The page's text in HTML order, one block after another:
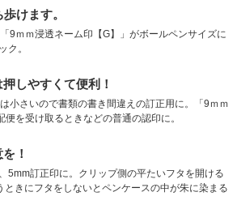
けます。
9ｍｍ浸透ネーム印【G】」がボールペンサイズに
ク。
しやすくて便利！
小さいので書類の書き間違えの訂正用に。「9ｍｍ
を受け取るときなどの普通の認印に。
！
5mm訂正印に。クリップ側の平たいフタを開ける
ときにフタをしないとペンケースの中が朱に染まる